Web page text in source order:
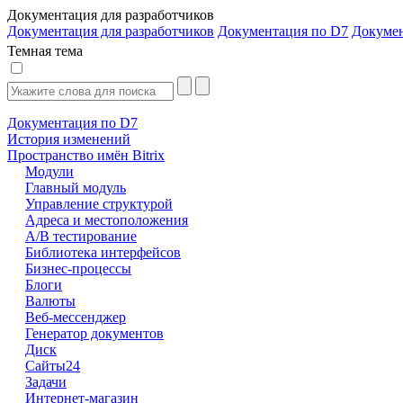
Документация для разработчиков
Документация для разработчиков Документация по D7
Темная тема
Документация по D7
История изменений
Пространство имён Bitrix
Модули
Главный модуль
Управление структурой
Адреса и местоположения
А/В тестирование
Библиотека интерфейсов
Бизнес-процессы
Блоги
Валюты
Веб-мессенджер
Генератор документов
Диск
Сайты24
Задачи
Интернет-магазин